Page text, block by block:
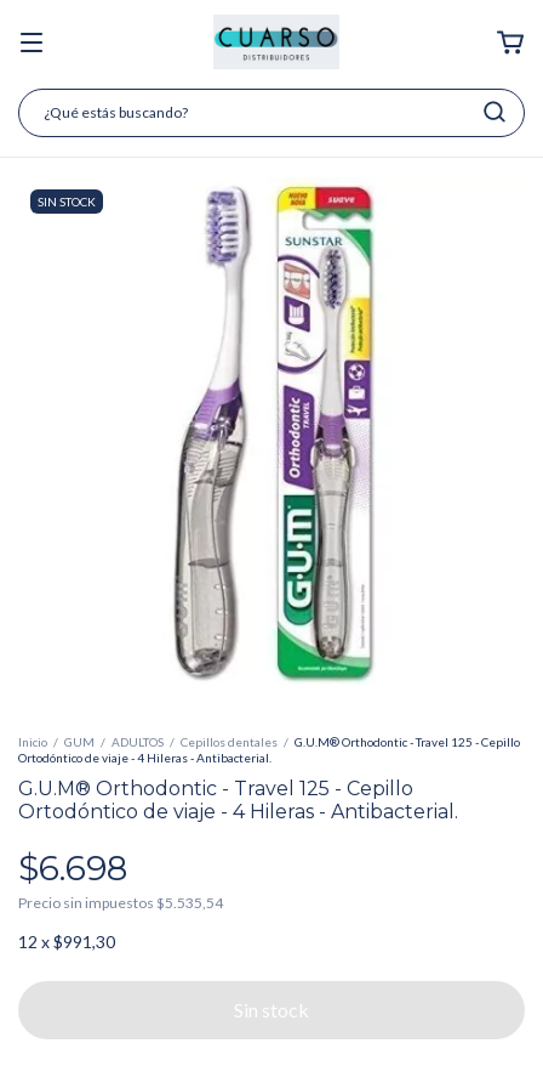
SIN STOCK
Inicio / GUM / ADULTOS / Cepillos dentales / G.U.M® Orthodontic - Travel 125 - Cepillo
Ortodóntico de viaje - 4 Hileras - Antibacterial.
G.U.M® Orthodontic - Travel 125 - Cepillo
Ortodóntico de viaje - 4 Hileras - Antibacterial.
$6.698
Precio sin impuestos $5.535,54
12 x$991,30